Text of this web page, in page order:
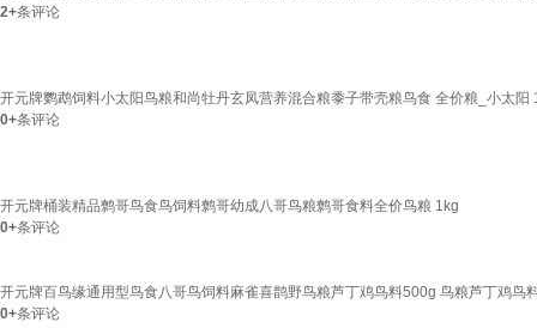
2+条评论
开元牌鹦鹉饲料小太阳鸟粮和尚牡丹玄凤营养混合粮黍子带壳粮鸟食 全价粮_小太阳
0+条评论
开元牌桶装精品鹩哥鸟食鸟饲料鹩哥幼成八哥鸟粮鹩哥食料全价鸟粮 1kg
0+条评论
开元牌百鸟缘通用型鸟食八哥鸟饲料麻雀喜鹊野鸟粮芦丁鸡鸟料500g 鸟粮芦丁鸡鸟
0+条评论